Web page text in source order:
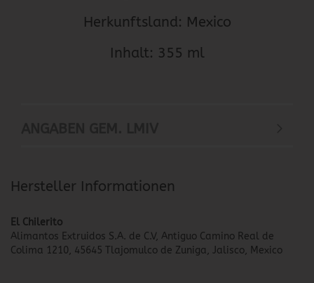
Herkunftsland: Mexico
Inhalt: 355 ml
Hersteller Informationen
El Chilerito
Alimantos Extruidos S.A. de C.V, Antiguo Camino Real de
Colima 1210, 45645 Tlajomulco de Zuniga, Jalisco, Mexico